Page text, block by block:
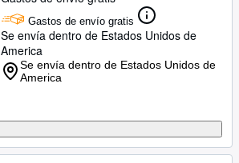
Gastos de envío gratis
Se envía dentro de Estados Unidos de
America
Se envía dentro de Estados Unidos de
America